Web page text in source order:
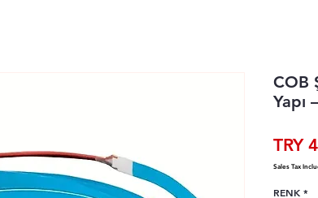
COB
Yapı
TRY
Sales Tax
RENK *